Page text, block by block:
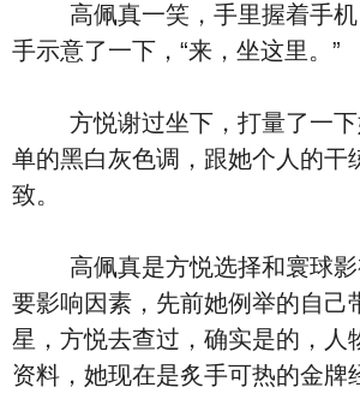
高佩真一笑，手里握着手机
手示意了一下，“来，坐这里。”
方悦谢过坐下，打量了一下
单的黑白灰色调，跟她个人的干
致。
高佩真是方悦选择和寰球影
要影响因素，先前她例举的自己
星，方悦去查过，确实是的，人
资料，她现在是炙手可热的金牌